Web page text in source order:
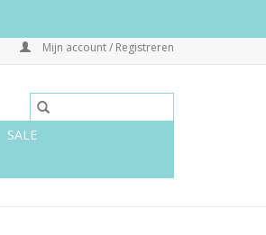
Mijn account / Registreren
SALE